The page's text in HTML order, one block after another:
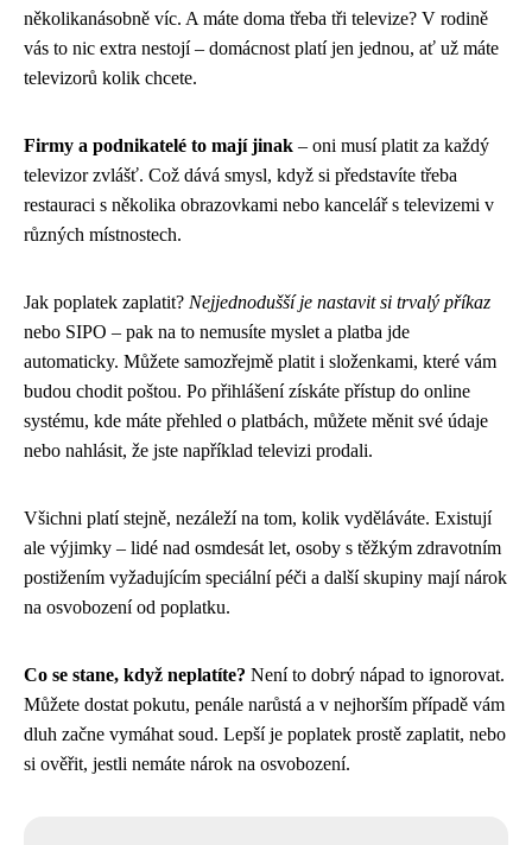
několikanásobně víc. A máte doma třeba tři televize? V rodině
vás to nic extra nestojí – domácnost platí jen jednou, ať už máte
televizorů kolik chcete.
Firmy a podnikatelé to mají jinak – oni musí platit za každý
televizor zvlášť. Což dává smysl, když si představíte třeba
restauraci s několika obrazovkami nebo kancelář s televizemi v
různých místnostech.
Jak poplatek zaplatit? Nejjednodušší je nastavit si trvalý příkaz
nebo SIPO – pak na to nemusíte myslet a platba jde
automaticky. Můžete samozřejmě platit i složenkami, které vám
budou chodit poštou. Po přihlášení získáte přístup do online
systému, kde máte přehled o platbách, můžete měnit své údaje
nebo nahlásit, že jste například televizi prodali.
Všichni platí stejně, nezáleží na tom, kolik vyděláváte. Existují
ale výjimky – lidé nad osmdesát let, osoby s těžkým zdravotním
postižením vyžadujícím speciální péči a další skupiny mají nárok
na osvobození od poplatku.
Co se stane, když neplatíte? Není to dobrý nápad to ignorovat.
Můžete dostat pokutu, penále narůstá a v nejhorším případě vám
dluh začne vymáhat soud. Lepší je poplatek prostě zaplatit, nebo
si ověřit, jestli nemáte nárok na osvobození.